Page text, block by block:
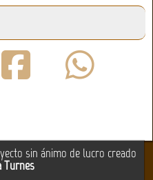
sin ánimo de lucro creado
Turnes